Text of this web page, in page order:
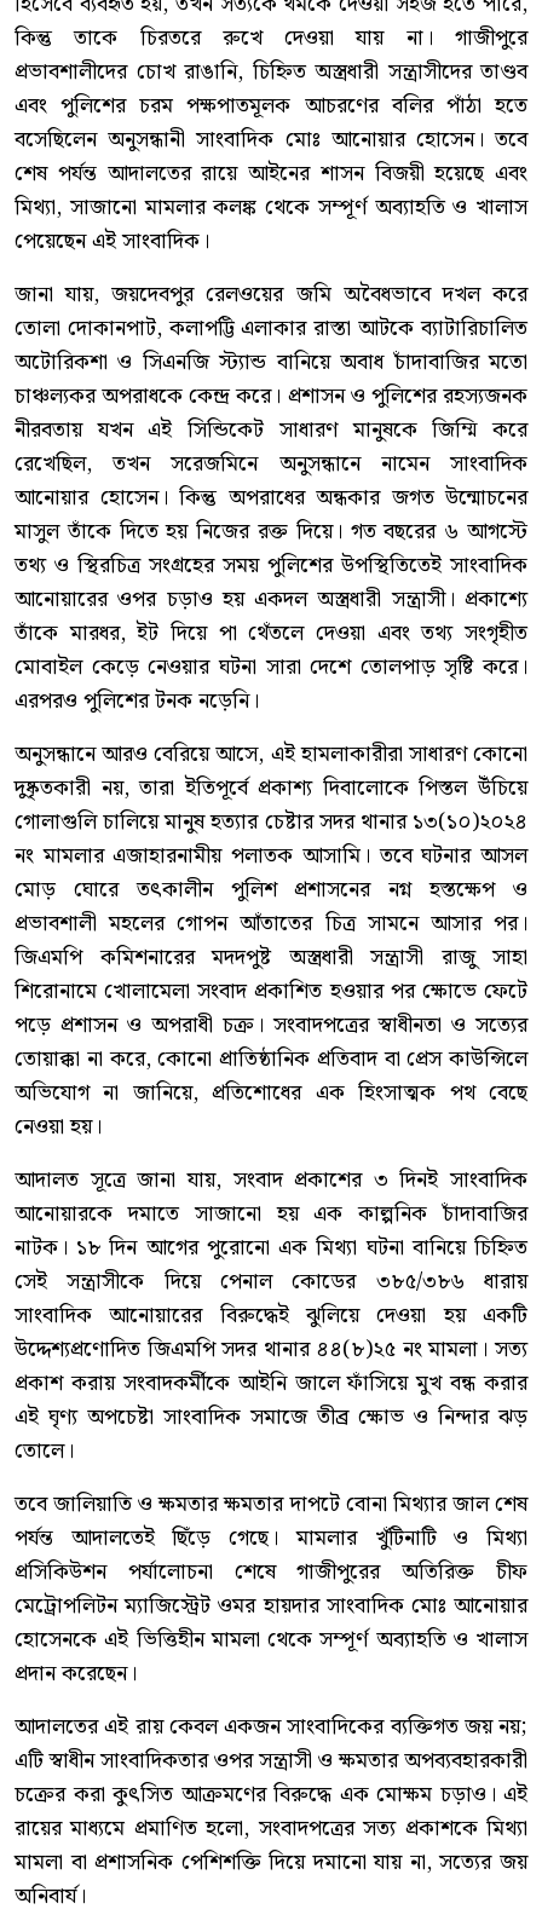
কিন্তু তাকে চিরতরে রুখে দেওয়া যায় না। গাজীপুরে
প্রভাবশালীদের চোখ রাঙানি, চিহ্নিত অস্ত্রধারী সন্ত্রাসীদের তাণ্ডব
এবং পুলিশের চরম পক্ষপাতমূলক আচরণের বলির পাঁঠা হতে
বসেছিলেন অনুসন্ধানী সাংবাদিক মোঃ আনোয়ার হোসেন। তবে
শেষ পর্যন্ত আদালতের রায়ে আইনের শাসন বিজয়ী হয়েছে এবং
মিথ্যা, সাজানো মামলার কলঙ্ক থেকে সম্পূর্ণ অব্যাহতি ও খালাস
পেয়েছেন এই সাংবাদিক।
জানা যায়, জয়দেবপুর রেলওয়ের জমি অবৈধভাবে দখল করে
তোলা দোকানপাট, কলাপট্টি এলাকার রাস্তা আটকে ব্যাটারিচালিত
অটোরিকশা ও সিএনজি স্ট্যান্ড বানিয়ে অবাধ চাঁদাবাজির মতো
চাঞ্চল্যকর অপরাধকে কেন্দ্র করে। প্রশাসন ও পুলিশের রহস্যজনক
নীরবতায় যখন এই সিন্ডিকেট সাধারণ মানুষকে জিম্মি করে
রেখেছিল, তখন সরেজমিনে অনুসন্ধানে নামেন সাংবাদিক
আনোয়ার হোসেন। কিন্তু অপরাধের অন্ধকার জগত উন্মোচনের
মাসুল তাঁকে দিতে হয় নিজের রক্ত দিয়ে। গত বছরের ৬ আগস্টে
তথ্য ও স্থিরচিত্র সংগ্রহের সময় পুলিশের উপস্থিতিতেই সাংবাদিক
আনোয়ারের ওপর চড়াও হয় একদল অস্ত্রধারী সন্ত্রাসী। প্রকাশ্যে
তাঁকে মারধর, ইট দিয়ে পা থেঁতলে দেওয়া এবং তথ্য সংগৃহীত
মোবাইল কেড়ে নেওয়ার ঘটনা সারা দেশে তোলপাড় সৃষ্টি করে।
এরপরও পুলিশের টনক নড়েনি।
অনুসন্ধানে আরও বেরিয়ে আসে, এই হামলাকারীরা সাধারণ কোনো
দুষ্কৃতকারী নয়, তারা ইতিপূর্বে প্রকাশ্য দিবালোকে পিস্তল উঁচিয়ে
গোলাগুলি চালিয়ে মানুষ হত্যার চেষ্টার সদর থানার ১৩(১০)২০২৪
নং মামলার এজাহারনামীয় পলাতক আসামি। তবে ঘটনার আসল
মোড় ঘোরে তৎকালীন পুলিশ প্রশাসনের নগ্ন হস্তক্ষেপ ও
প্রভাবশালী মহলের গোপন আঁতাতের চিত্র সামনে আসার পর।
জিএমপি কমিশনারের মদদপুষ্ট অস্ত্রধারী সন্ত্রাসী রাজু সাহা
শিরোনামে খোলামেলা সংবাদ প্রকাশিত হওয়ার পর ক্ষোভে ফেটে
পড়ে প্রশাসন ও অপরাধী চক্র। সংবাদপত্রের স্বাধীনতা ও সত্যের
তোয়াক্কা না করে, কোনো প্রাতিষ্ঠানিক প্রতিবাদ বা প্রেস কাউন্সিলে
অভিযোগ না জানিয়ে, প্রতিশোধের এক হিংসাত্মক পথ বেছে
নেওয়া হয়।
আদালত সূত্রে জানা যায়, সংবাদ প্রকাশের ৩ দিনই সাংবাদিক
আনোয়ারকে দমাতে সাজানো হয় এক কাল্পনিক চাঁদাবাজির
নাটক। ১৮ দিন আগের পুরোনো এক মিথ্যা ঘটনা বানিয়ে চিহ্নিত
সেই সন্ত্রাসীকে দিয়ে পেনাল কোডের ৩৮৫/৩৮৬ ধারায়
সাংবাদিক আনোয়ারের বিরুদ্ধেই ঝুলিয়ে দেওয়া হয় একটি
উদ্দেশ্যপ্রণোদিত জিএমপি সদর থানার ৪৪(৮)২৫ নং মামলা। সত্য
প্রকাশ করায় সংবাদকর্মীকে আইনি জালে ফাঁসিয়ে মুখ বন্ধ করার
এই ঘৃণ্য অপচেষ্টা সাংবাদিক সমাজে তীব্র ক্ষোভ ও নিন্দার ঝড়
তোলে।
তবে জালিয়াতি ও ক্ষমতার ক্ষমতার দাপটে বোনা মিথ্যার জাল শেষ
পর্যন্ত আদালতেই ছিঁড়ে গেছে। মামলার খুঁটিনাটি ও মিথ্যা
প্রসিকিউশন পর্যালোচনা শেষে গাজীপুরের অতিরিক্ত চীফ
মেট্রোপলিটন ম্যাজিস্ট্রেট ওমর হায়দার সাংবাদিক মোঃ আনোয়ার
হোসেনকে এই ভিত্তিহীন মামলা থেকে সম্পূর্ণ অব্যাহতি ও খালাস
প্রদান করেছেন।
আদালতের এই রায় কেবল একজন সাংবাদিকের ব্যক্তিগত জয় নয়;
এটি স্বাধীন সাংবাদিকতার ওপর সন্ত্রাসী ও ক্ষমতার অপব্যবহারকারী
চক্রের করা কুৎসিত আক্রমণের বিরুদ্ধে এক মোক্ষম চড়াও। এই
রায়ের মাধ্যমে প্রমাণিত হলো, সংবাদপত্রের সত্য প্রকাশকে মিথ্যা
মামলা বা প্রশাসনিক পেশিশক্তি দিয়ে দমানো যায় না, সত্যের জয়
অনিবার্য।